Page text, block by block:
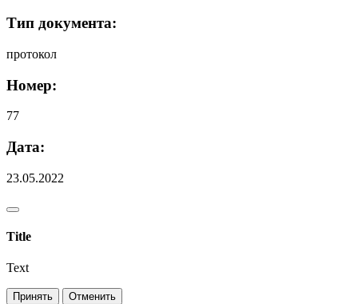
Тип документа:
протокол
Номер:
77
Дата:
23.05.2022
Title
Text
Принять Отменить